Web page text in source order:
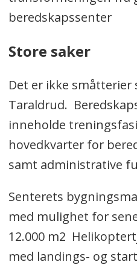
beredskapssenter
Store saker
Det er ikke småtterier
Taraldrud.
inneholde
hovedkvarter for
samt administrative
Senterets
med mulighet for
12.000 m2
med landings- og